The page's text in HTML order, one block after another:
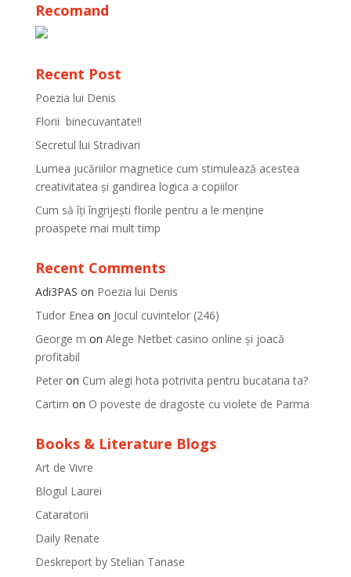
Recomand
Recent Post
Poezia lui Denis
Florii binecuvantate!!
Secretul lui Stradivari
Lumea jucăriilor magnetice cum stimulează acestea
creativitatea și gandirea logica a copiilor
Cum să îți îngrijești florile pentru a le menține
proaspete mai mult timp
Recent Comments
Adi3PAS on Poezia lui Denis
Tudor Enea on Jocul cuvintelor (246)
George m on Alege Netbet casino online și joacă
profitabil
Peteron Cum alegi hota potrivita pentru bucataria ta?
Cartim on O poveste de dragoste cu violete de Parma
Books & Literature Blogs
Art de Vivre
Blogul Laurei
Cataratorii
Daily Renate
Deskreport by Stelian Tanase